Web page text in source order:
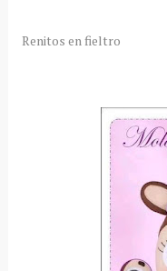
Renitos en fieltro